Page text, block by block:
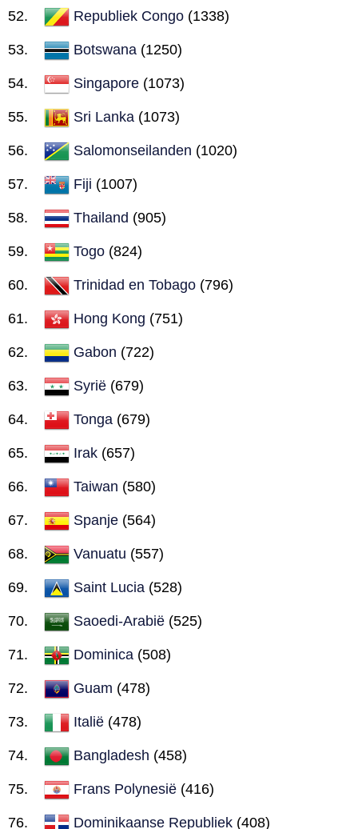
Republiek Congo (1338)
Botswana (1250)
Singapore (1073)
Sri Lanka (1073)
Salomonseilanden (1020)
Fiji (1007)
Thailand (905)
Togo (824)
Trinidad en Tobago (796)
Hong Kong (751)
Gabon (722)
Syrië (679)
Tonga (679)
Irak (657)
Taiwan (580)
Spanje (564)
Vanuatu (557)
Saint Lucia (528)
Saoedi-Arabië (525)
Dominica (508)
Guam (478)
Italië (478)
Bangladesh (458)
Frans Polynesië (416)
Dominikaanse Republiek (408)